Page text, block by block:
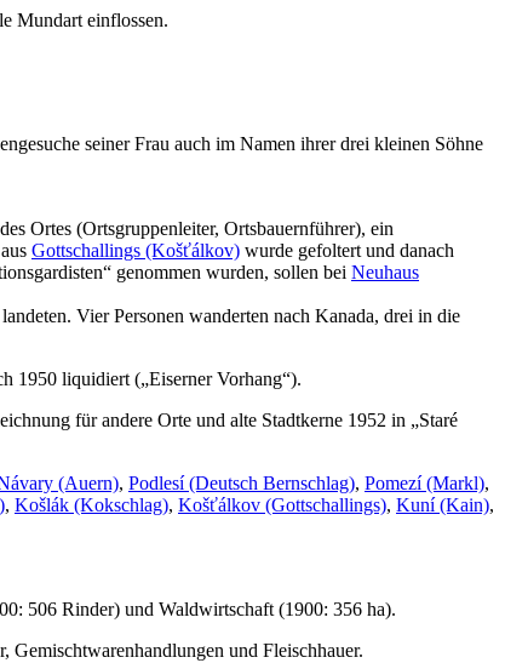
Mundart einflossen.
seiner Frau auch im Namen ihrer drei kleinen Söhne
Ortes (Ortsgruppenleiter, Ortsbauernführer), ein
Gottschallings (Košťálkov) wurde gefoltert und danach
genommen wurden, sollen bei Neuhaus
Vier Personen wanderten nach Kanada, drei in die
1950 liquidiert („Eiserner Vorhang“).
für andere Orte und alte Stadtkerne 1952 in „Staré
(Auern), Podlesí (Deutsch Bernschlag), Pomezí (Markl),
, Košlák (Kokschlag), Košťálkov (Gottschallings), Kuní (Kain),
506 Rinder) und Waldwirtschaft (1900: 356 ha).
und Fleischhauer.